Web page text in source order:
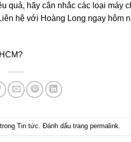
quả, hãy cân nhắc các loại máy
hệ với Hoàng Long ngay hôm
Tin tức . Đánh dấu trang permalink